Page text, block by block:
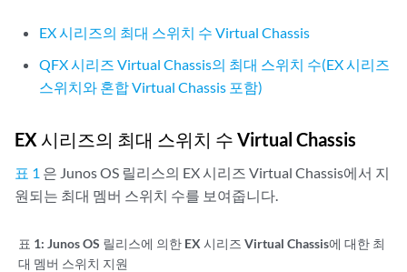
EX 시리즈의 최대 스위치 수 Virtual Chassis
QFX 시리즈 Virtual Chassis의 최대 스위치 수(EX 시리즈
스위치와 혼합 Virtual Chassis 포함)
EX 시리즈의 최대 스위치 수 Virtual Chassis
표 1 은 Junos OS 릴리스의 EX 시리즈 Virtual Chassis에서 지
원되는 최대 멤버 스위치 수를 보여줍니다.
표 1: Junos OS 릴리스에 의한 EX 시리즈 Virtual Chassis에 대한 최
대 멤버 스위치 지원